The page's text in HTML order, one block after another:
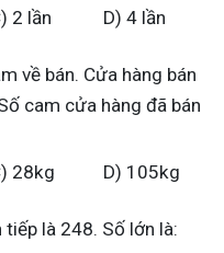
2 lần D) 4 lần
về bán. Cửa hàng bán
cam cửa hàng đã bán
28kg D) 105kg
là 248. Số lớn là: